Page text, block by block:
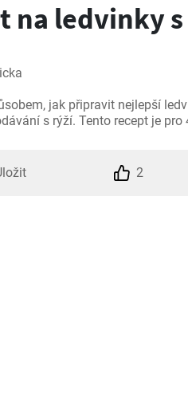
na ledvinky
jak připravit nejlepší
s rýží. Tento recept je pro
2